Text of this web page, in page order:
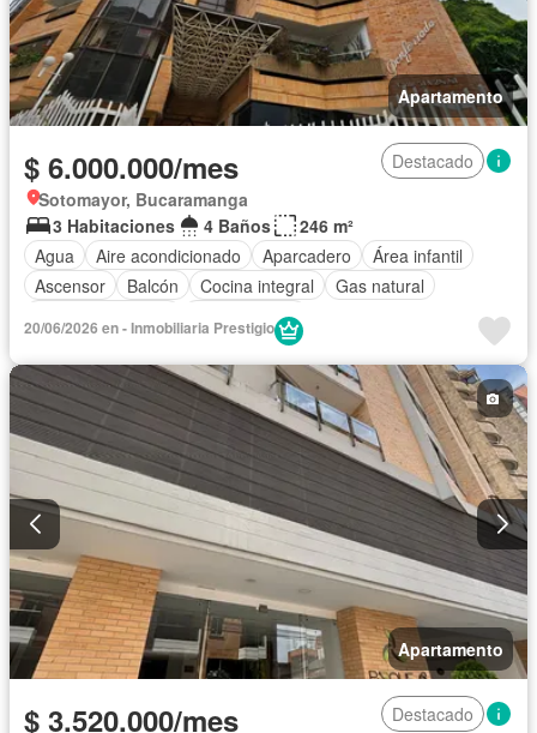
Apartamento
$ 6.000.000/mes
Destacado
Sotomayor, Bucaramanga
3 Habitaciones
4 Baños
246 m²
Agua
Aire acondicionado Aparcadero
Área infantil
Ascensor
Balcón Cocina integral
Gas natural
Permite niños
20/06/2026 en - Inmobiliaria Prestigio
Apartamento
$ 3.520.000/mes
Destacado